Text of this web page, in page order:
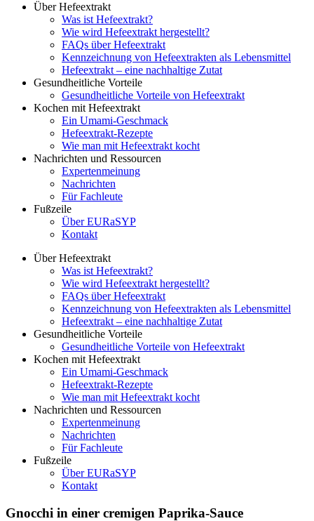
Über Hefeextrakt
Was ist Hefeextrakt?
Wie wird Hefeextrakt hergestellt?
FAQs über Hefeextrakt
Kennzeichnung von Hefeextrakten als Lebensmittel
Hefeextrakt – eine nachhaltige Zutat
Gesundheitliche Vorteile
Gesundheitliche Vorteile von Hefeextrakt
Kochen mit Hefeextrakt
Ein Umami-Geschmack
Hefeextrakt-Rezepte
Wie man mit Hefeextrakt kocht
Nachrichten und Ressourcen
Expertenmeinung
Nachrichten
Für Fachleute
Fußzeile
Über EURaSYP
Kontakt
Über Hefeextrakt
Was ist Hefeextrakt?
Wie wird Hefeextrakt hergestellt?
FAQs über Hefeextrakt
Kennzeichnung von Hefeextrakten als Lebensmittel
Hefeextrakt – eine nachhaltige Zutat
Gesundheitliche Vorteile
Gesundheitliche Vorteile von Hefeextrakt
Kochen mit Hefeextrakt
Ein Umami-Geschmack
Hefeextrakt-Rezepte
Wie man mit Hefeextrakt kocht
Nachrichten und Ressourcen
Expertenmeinung
Nachrichten
Für Fachleute
Fußzeile
Über EURaSYP
Kontakt
Gnocchi in einer cremigen Paprika-Sauce